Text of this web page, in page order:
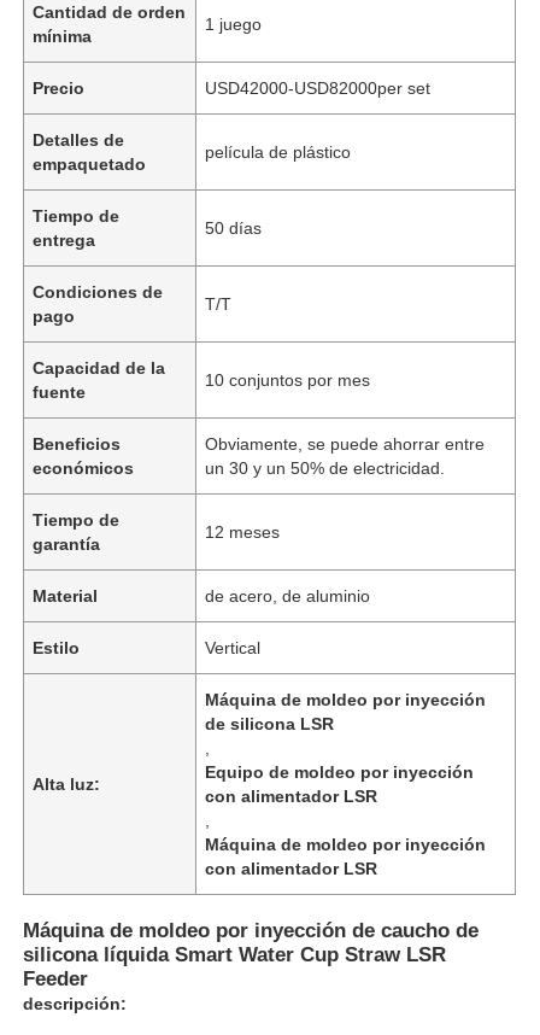
Cantidad de orden
mínima
1 juego
Precio USD42000-USD82000per set
Detalles de
empaquetado
película de plástico
Tiempo de
entrega
50 días
Condiciones de
pago
T/T
Capacidad de la
fuente
10 conjuntos por mes
Beneficios
económicos
Obviamente, se puede ahorrar entre
un 30 y un 50% de electricidad.
Tiempo de
garantía
12 meses
Material de acero, de aluminio
Estilo Vertical
Alta luz:
Máquina de moldeo por inyección
de silicona LSR
Equipo de moldeo por inyección
con alimentador LSR
Máquina de moldeo por inyección
con alimentador LSR
Máquina de moldeo por inyección de caucho de
silicona líquida Smart Water Cup Straw LSR
Feeder
descripción: